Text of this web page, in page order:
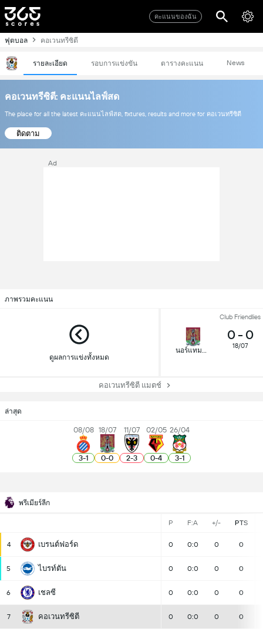
คะแนนของฉัน
ฟุตบอล คอเวนทรีซิตี
รายละเอียด รอบการแข่งขัน ตารางคะแนน News
คอเวนทรีซิตี: คะแนนไลฟ์สด
The place for all the latest คะแนนไลฟ์สด, fixtures, results and more for คอเวนทรีซิตี
ติดตาม
Ad
ภาพรวมคะแนน
ดูผลการแข่งทั้งหมด
Club Friendlies
นอร์แทมป์ตันทาว์น
0- 0
18/07
คอเวนทรีซิตี แมตช์
ล่าสุด
08/08
3-1
18/07
0-0
11/07
2-3
02/05
0-4
26/04
3-1
พรีเมียร์ลีก
P F:A +/- PTS
4 เบรนต์ฟอร์ด 0 0:0 0 0
5 ไบรท์ตัน 0 0:0 0 0
6 เชลซี 0 0:0 0 0
7 คอเวนทรีซิตี 0 0:0 0 0